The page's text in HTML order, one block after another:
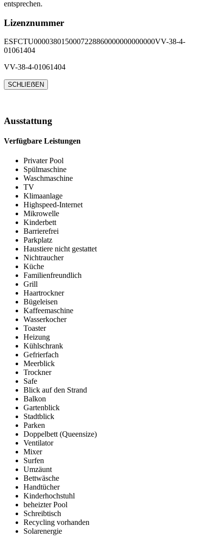
entsprechen.
Lizenznummer
ESFCTU0000380150007228860000000000000VV-38-4-
01061404
VV-38-4-01061404
SCHLIEẞEN
Ausstattung
Verfügbare Leistungen
Privater Pool
Spülmaschine
Waschmaschine
TV
Klimaanlage
Highspeed-Internet
Mikrowelle
Kinderbett
Barrierefrei
Parkplatz
Haustiere nicht gestattet
Nichtraucher
Küche
Familienfreundlich
Grill
Haartrockner
Bügeleisen
Kaffeemaschine
Wasserkocher
Toaster
Heizung
Kühlschrank
Gefrierfach
Meerblick
Trockner
Safe
Blick auf den Strand
Balkon
Gartenblick
Stadtblick
Parken
Doppelbett (Queensize)
Ventilator
Mixer
Surfen
Umzäunt
Bettwäsche
Handtücher
Kinderhochstuhl
beheizter Pool
Schreibtisch
Recycling vorhanden
Solarenergie